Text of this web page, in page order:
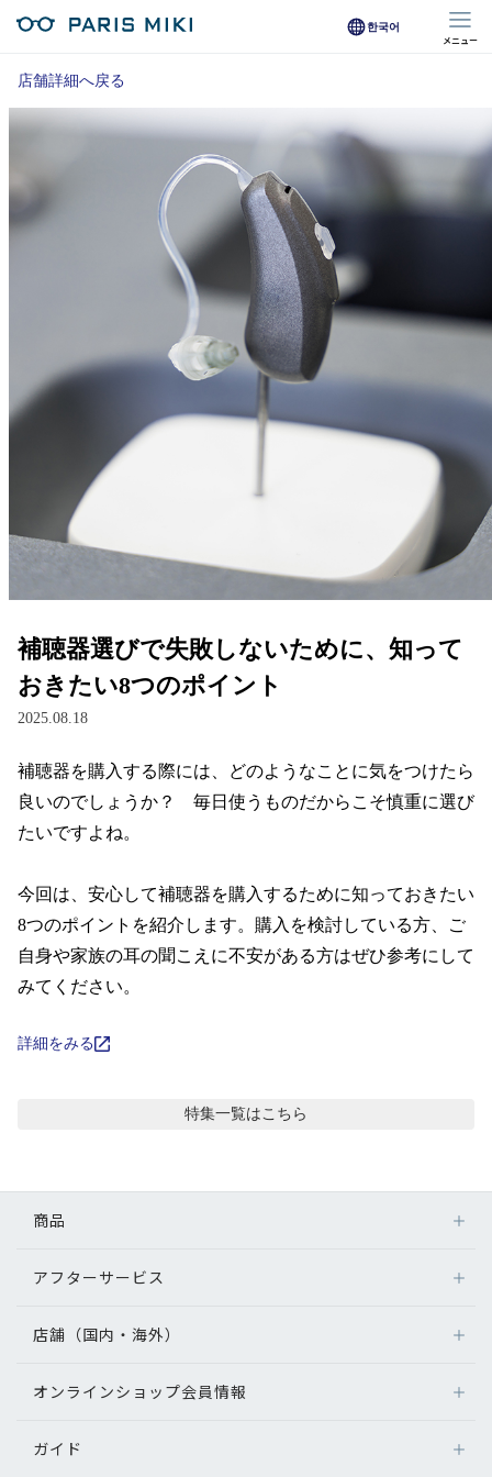
한국어
メニュー
マイページ
Opera Club会員
オンラインショップ会員
※オンラインで会員登録された方
店舗検索/来店予約
商品を探す
レンズ
サングラス
補聴器
グッズ・小物
ブランド一覧
コンテンツを探す
スタッフコンテンツ
スタッフコンテンツ一覧
目のまめちしき
店舗詳細へ戻る
補聴器選びで失敗しないために、知って
おきたい8つのポイント
2025.08.18
補聴器を購入する際には、どのようなことに気をつけたら
良いのでしょうか？　毎日使うものだからこそ慎重に選び
たいですよね。
今回は、安心して補聴器を購入するために知っておきたい
8つのポイントを紹介します。購入を検討している方、ご
自身や家族の耳の聞こえに不安がある方はぜひ参考にして
みてください。
詳細をみる
特集一覧はこちら
商品
メガネ
サングラス
補聴器
グッズ・小物
アフターサービス
アフターサービス
メガネの不具合、修理について
補聴器に関するアフターサービス
店舗（国内・海外）
店舗検索
オンラインショップ会員情報
ログイン
ガイド